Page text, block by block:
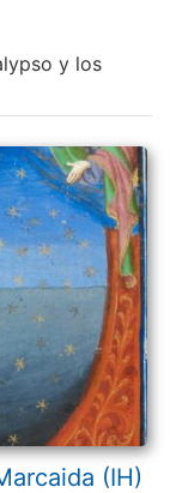
y los
(IH)